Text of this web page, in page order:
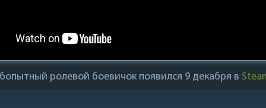
ролевой боевичок появился 9 декабря в